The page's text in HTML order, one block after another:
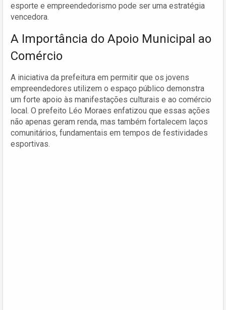
esporte e empreendedorismo pode ser uma estratégia
vencedora.
A Importância do Apoio Municipal ao
Comércio
A iniciativa da prefeitura em permitir que os jovens
empreendedores utilizem o espaço público demonstra
um forte apoio às manifestações culturais e ao comércio
local. O prefeito Léo Moraes enfatizou que essas ações
não apenas geram renda, mas também fortalecem laços
comunitários, fundamentais em tempos de festividades
esportivas.